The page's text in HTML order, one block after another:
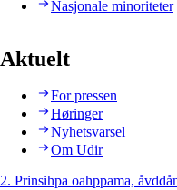
Nasjonale minoriteter
Aktuelt
For pressen
Høringer
Nyhetsvarsel
Om Udir
2. Prinsihpa oahppama,